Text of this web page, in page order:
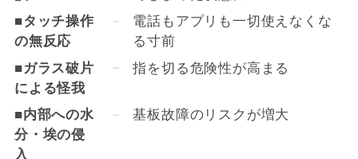
■タッチ操作
の無反応
電話もアプリも一切使えなくな
る寸前
■ガラス破片
による怪我
指を切る危険性が高まる
■内部への水
分・埃の侵
入
基板故障のリスクが増大